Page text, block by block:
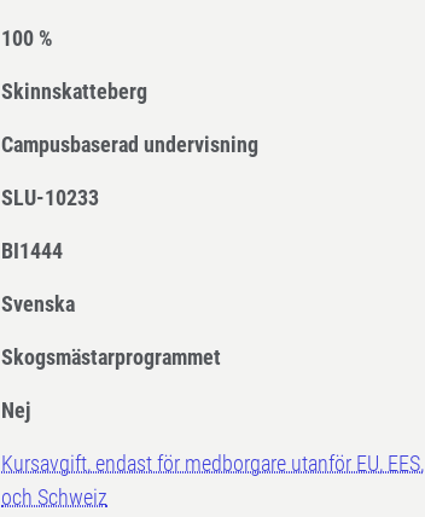
100 %
Skinnskatteberg
Campusbaserad undervisning
SLU-10233
BI1444
Svenska
Skogsmästarprogrammet
Nej
Kursavgift, endast för medborgare utanför EU, EES,
och Schweiz